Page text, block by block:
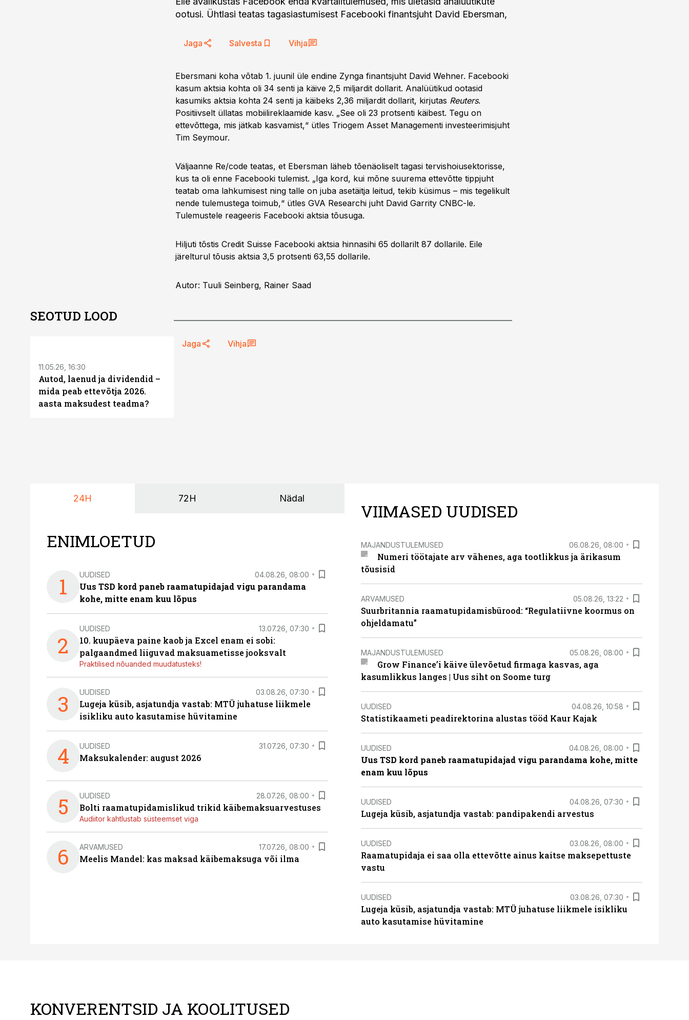
ootusi. Ühtlasi teatas tagasiastumisest Facebooki finantsjuht David Ebersman,
Jaga Salvesta Vihja
Ebersmani koha võtab 1. juunil üle endine Zynga finantsjuht David Wehner. Facebooki
kasum aktsia kohta oli 34 senti ja käive 2,5 miljardit dollarit. Analüütikud ootasid
kasumiks aktsia kohta 24 senti ja käibeks 2,36 miljardit dollarit, kirjutas Reuters.
Positiivselt üllatas mobiilireklaamide kasv. „See oli 23 protsenti käibest. Tegu on
ettevõttega, mis jätkab kasvamist,“ ütles Triogem Asset Managementi investeerimisjuht
Tim Seymour.
Väljaanne Re/code teatas, et Ebersman läheb tõenäoliselt tagasi tervishoiusektorisse,
kus ta oli enne Facebooki tulemist. „Iga kord, kui mõne suurema ettevõtte tippjuht
teatab oma lahkumisest ning talle on juba asetäitja leitud, tekib küsimus – mis tegelikult
nende tulemustega toimub,“ ütles GVA Researchi juht David Garrity CNBC-le.
Tulemustele reageeris Facebooki aktsia tõusuga.
Hiljuti tõstis Credit Suisse Facebooki aktsia hinnasihi 65 dollarilt 87 dollarile. Eile
järelturul tõusis aktsia 3,5 protsenti 63,55 dollarile.
Autor: Tuuli Seinberg, Rainer Saad
Jaga Vihja
SEOTUD LOOD
11.05.26, 16:30
Autod, laenud ja dividendid –
mida peab ettevõtja 2026.
aasta maksudest teadma?
24H 72H Nädal
ENIMLOETUD
1 UUDISED 04.08.26, 08:00
Uus TSD kord paneb raamatupidajad vigu parandama
kohe, mitte enam kuu lõpus
2
UUDISED 13.07.26, 07:30
10. kuupäeva paine kaob ja Excel enam ei sobi:
palgaandmed liiguvad maksuametisse jooksvalt
Praktilised nõuanded muudatusteks!
3 UUDISED 03.08.26, 07:30
Lugeja küsib, asjatundja vastab: MTÜ juhatuse liikmele
isikliku auto kasutamise hüvitamine
4 UUDISED 31.07.26, 07:30
Maksukalender: august 2026
5 UUDISED 28.07.26, 08:00
Bolti raamatupidamislikud trikid käibemaksuarvestuses
Audiitor kahtlustab süsteemset viga
6 ARVAMUSED 17.07.26, 08:00
Meelis Mandel: kas maksad käibemaksuga või ilma
VIIMASED UUDISED
MAJANDUSTULEMUSED 06.08.26, 08:00
Numeri töötajate arv vähenes, aga tootlikkus ja ärikasum
tõusisid
ARVAMUSED 05.08.26, 13:22
Suurbritannia raamatupidamisbürood: “Regulatiivne koormus on
ohjeldamatu”
MAJANDUSTULEMUSED 05.08.26, 08:00
Grow Finance’i käive ülevõetud firmaga kasvas, aga
kasumlikkus langes | Uus siht on Soome turg
UUDISED 04.08.26, 10:58
Statistikaameti peadirektorina alustas tööd Kaur Kajak
UUDISED 04.08.26, 08:00
Uus TSD kord paneb raamatupidajad vigu parandama kohe, mitte
enam kuu lõpus
UUDISED 04.08.26, 07:30
Lugeja küsib, asjatundja vastab: pandipakendi arvestus
UUDISED 03.08.26, 08:00
Raamatupidaja ei saa olla ettevõtte ainus kaitse maksepettuste
vastu
UUDISED 03.08.26, 07:30
Lugeja küsib, asjatundja vastab: MTÜ juhatuse liikmele isikliku
auto kasutamise hüvitamine
KONVERENTSID JA KOOLITUSED